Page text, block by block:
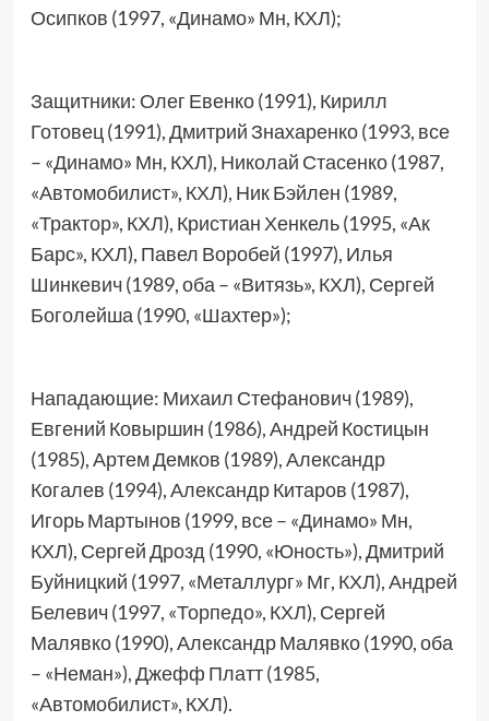
Осипков (1997, «Динамо» Мн, КХЛ);
Защитники: Олег Евенко (1991), Кирилл
Готовец (1991), Дмитрий Знахаренко (1993, все
– «Динамо» Мн, КХЛ), Николай Стасенко (1987,
«Автомобилист», КХЛ), Ник Бэйлен (1989,
«Трактор», КХЛ), Кристиан Хенкель (1995, «Ак
Барс», КХЛ), Павел Воробей (1997), Илья
Шинкевич (1989, оба – «Витязь», КХЛ), Сергей
Боголейша (1990, «Шахтер»);
Нападающие: Михаил Стефанович (1989),
Евгений Ковыршин (1986), Андрей Костицын
(1985), Артем Демков (1989), Александр
Когалев (1994), Александр Китаров (1987),
Игорь Мартынов (1999, все – «Динамо» Мн,
КХЛ), Сергей Дрозд (1990, «Юность»), Дмитрий
Буйницкий (1997, «Металлург» Мг, КХЛ), Андрей
Белевич (1997, «Торпедо», КХЛ), Сергей
Малявко (1990), Александр Малявко (1990, оба
– «Неман»), Джефф Платт (1985,
«Автомобилист», КХЛ).